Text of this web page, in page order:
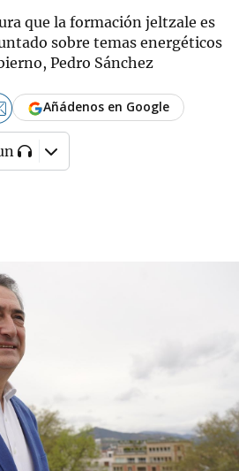
que la formación jeltzale es
sobre temas energéticos
Pedro Sánchez
Añádenos en Google